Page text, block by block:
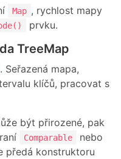
Map , rychlost mapy
prvku.
TreeMap
. Seřazená mapa,
klíčů, pracovat s
být přirozené, pak
Comparable
nebo
předá konstruktoru